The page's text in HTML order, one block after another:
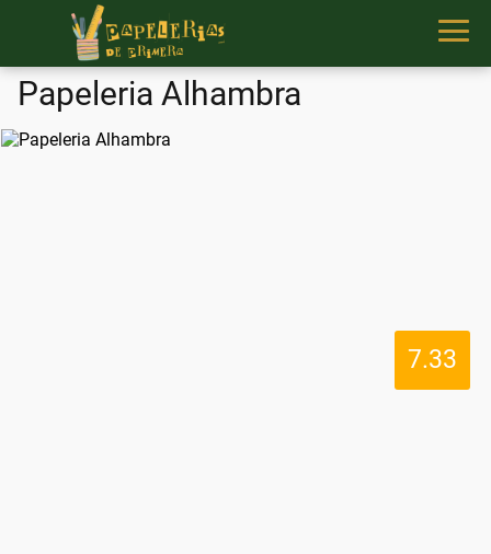
Papeleria Alhambra
7.33